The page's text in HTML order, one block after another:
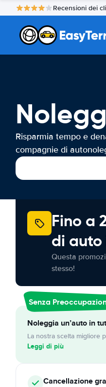
Recensioni dei
Risparmia tempo e
compagnie di
Fino a
di
Questa
stesso!
Senza
Noleggia un’auto in
La nostra scelta migliore
Leggi di più
Cancellazione